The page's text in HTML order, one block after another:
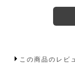
この商品のレビ